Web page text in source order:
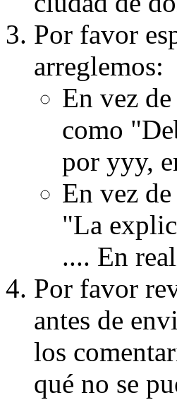
Por favor
arreglemos:
En vez
como
por yyy,
En vez
"La
.... En
Por favor
antes de
los
qué no se